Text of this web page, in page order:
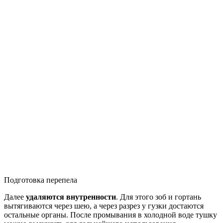
Подготовка перепела
Далее удаляются внутренности. Для этого зоб и гортань
вытягиваются через шею, а через разрез у гузки достаются
остальные органы. После промывания в холодной воде тушку